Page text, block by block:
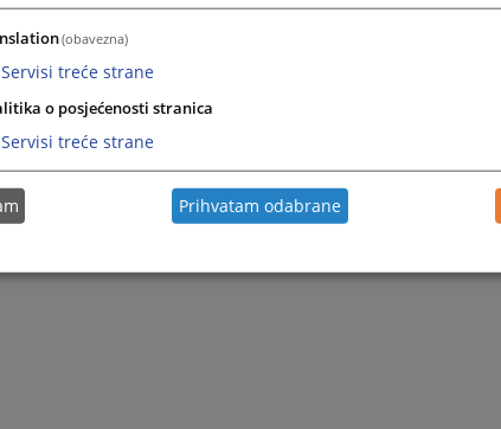
(obavezna)
Servisi treće strane
o posjećenosti stranica
Servisi treće strane
Prihvatam odabrane